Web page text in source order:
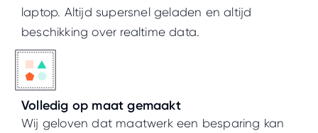
laptop. Altijd supersnel geladen en altijd
beschikking over realtime data.
Volledig op maat gemaakt
Wij geloven dat maatwerk een besparing kan